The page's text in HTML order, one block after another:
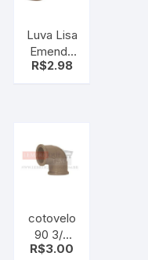
Luva Lisa
Emenda
cano 3/4
R$2.98
cotovelo
90 3/4
Marrom
R$3.00